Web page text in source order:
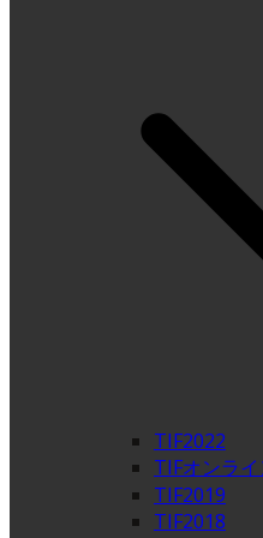
TIF2022
TIFオンラ
TIF2019
TIF2018